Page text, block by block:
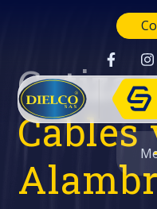
Cotiza
Cables